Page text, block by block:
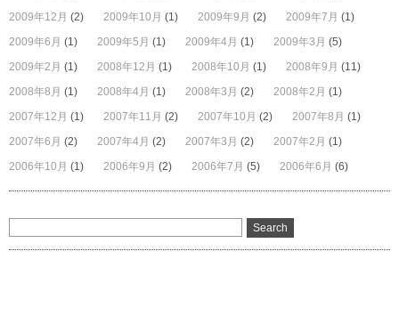
2009年12月 (2) 2009年10月 (1) 2009年9月 (2) 2009年7月 (1)
2009年6月 (1) 2009年5月 (1) 2009年4月 (1) 2009年3月 (5)
2009年2月 (1) 2008年12月 (1) 2008年10月 (1) 2008年9月 (11)
2008年8月 (1) 2008年4月 (1) 2008年3月 (2) 2008年2月 (1)
2007年12月 (1) 2007年11月 (2) 2007年10月 (2) 2007年8月 (1)
2007年6月 (2) 2007年4月 (2) 2007年3月 (2) 2007年2月 (1)
2006年10月 (1) 2006年9月 (2) 2006年7月 (5) 2006年6月 (6)